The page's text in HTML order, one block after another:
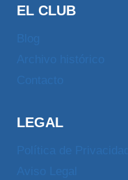
EL CLUB
LEGAL